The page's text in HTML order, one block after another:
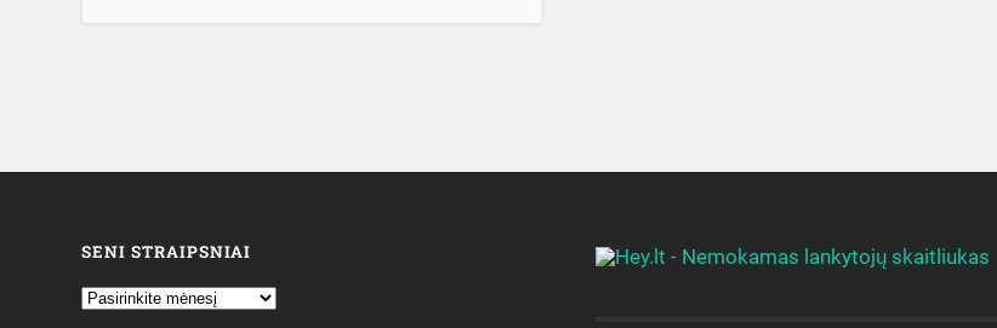
SENI STRAIPSNIAI